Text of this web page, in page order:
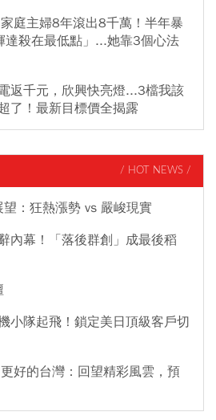
庭主婦8年滾出8千萬！半年暴
達殺在最低點」...她靠3個心法
返千元，欣興快亮燈...3檔我該
了！最新目標價全揭露
/ HOT NEWS /
：狂熱漲勢 vs 嚴峻現實
內幕！「落後群創」成最後稻
小隊起飛！鎖定美日頂級客戶切
好的台灣：回望精彩風雲，預